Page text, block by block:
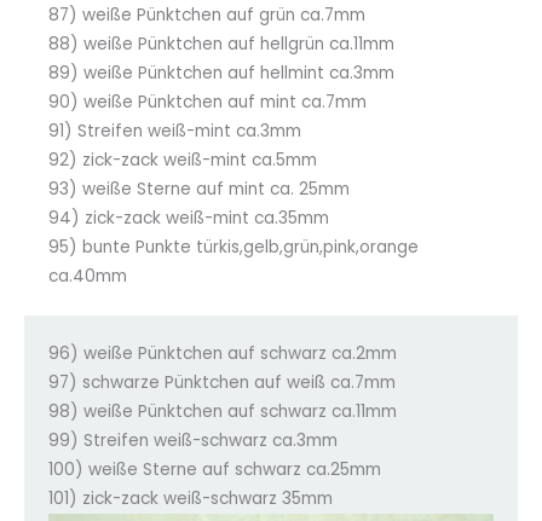
87) weiße Pünktchen auf grün ca.7mm
88) weiße Pünktchen auf hellgrün ca.11mm
89) weiße Pünktchen auf hellmint ca.3mm
90) weiße Pünktchen auf mint ca.7mm
91) Streifen weiß-mint ca.3mm
92) zick-zack weiß-mint ca.5mm
93) weiße Sterne auf mint ca. 25mm
94) zick-zack weiß-mint ca.35mm
95) bunte Punkte türkis,gelb,grün,pink,orange
ca.40mm
96) weiße Pünktchen auf schwarz ca.2mm
97) schwarze Pünktchen auf weiß ca.7mm
98) weiße Pünktchen auf schwarz ca.11mm
99) Streifen weiß-schwarz ca.3mm
100) weiße Sterne auf schwarz ca.25mm
101) zick-zack weiß-schwarz 35mm